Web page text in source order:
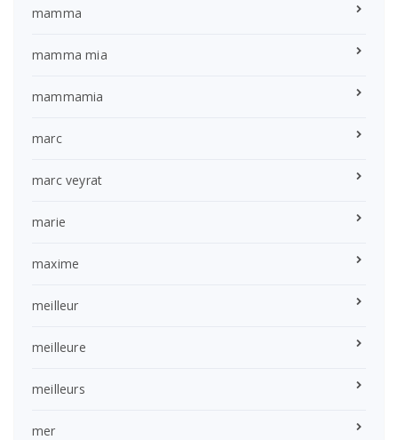
mamma
mamma mia
mammamia
marc
marc veyrat
marie
maxime
meilleur
meilleure
meilleurs
mer